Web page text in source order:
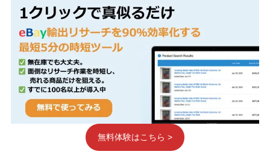
無料体験はこちら >